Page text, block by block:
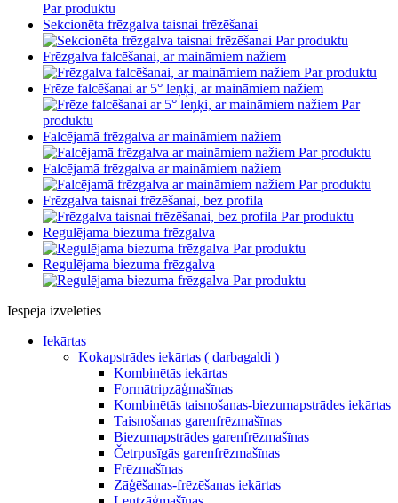
Par produktu
Sekcionēta frēzgalva taisnai frēzēšanai
Par produktu
Frēzgalva falcēšanai, ar maināmiem nažiem
Par produktu
Frēze falcēšanai ar 5° leņķi, ar maināmiem nažiem
Par
produktu
Falcējamā frēzgalva ar maināmiem nažiem
Par produktu
Falcējamā frēzgalva ar maināmiem nažiem
Par produktu
Frēzgalva taisnai frēzēšanai, bez profila
Par produktu
Regulējama biezuma frēzgalva
Par produktu
Regulējama biezuma frēzgalva
Par produktu
Iespēja izvēlēties
Iekārtas
Kokapstrādes iekārtas ( darbagaldi )
Kombinētās iekārtas
Formātripzāģmašīnas
Kombinētās taisnošanas-biezumapstrādes iekārtas
Taisnošanas garenfrēzmašīnas
Biezumapstrādes garenfrēzmašīnas
Četrpusīgās garenfrēzmašīnas
Frēzmašīnas
Zāģēšanas-frēzēšanas iekārtas